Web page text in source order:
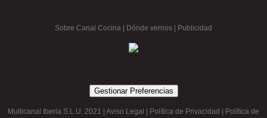
Sobre Canal Cocina Dónde vernos | Publicidad
Gestionar Preferencias
Multicanal Iberia S.L.U. 2021 | Aviso Legal Política de Privacidad Política de